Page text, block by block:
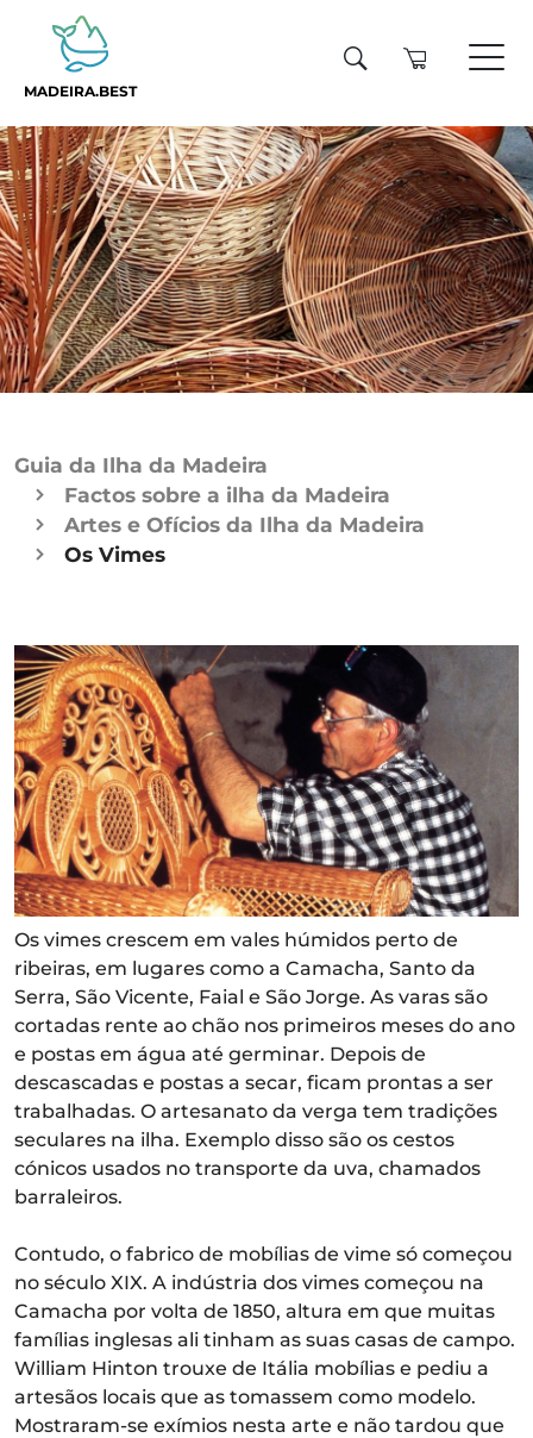
MADEIRA.BEST
Guia da Ilha da Madeira
Factos sobre a ilha da Madeira
Artes e Ofícios da Ilha da Madeira
Os Vimes
Os vimes crescem em vales húmidos perto de
ribeiras, em lugares como a Camacha, Santo da
Serra, São Vicente, Faial e São Jorge. As varas são
cortadas rente ao chão nos primeiros meses do ano
e postas em água até germinar. Depois de
descascadas e postas a secar, ficam prontas a ser
trabalhadas. O artesanato da verga tem tradições
seculares na ilha. Exemplo disso são os cestos
cónicos usados no transporte da uva, chamados
barraleiros.
Contudo, o fabrico de mobílias de vime só começou
no século XIX. A indústria dos vimes começou na
Camacha por volta de 1850, altura em que muitas
famílias inglesas ali tinham as suas casas de campo.
William Hinton trouxe de Itália mobílias e pediu a
artesãos locais que as tomassem como modelo.
Mostraram-se exímios nesta arte e não tardou que